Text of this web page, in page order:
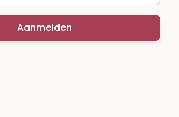
Aanmelden